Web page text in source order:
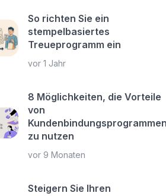
So richten Sie ein
stempelbasiertes
Treueprogramm ein
vor 1 Jahr
8 Möglichkeiten, die Vorteile
von
zu nutzen
vor 9 Monaten
Steigern Sie Ihren